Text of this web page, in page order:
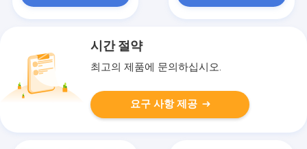
시간 절약
최고의 제품에 문의하십시오.
요구 사항 제공